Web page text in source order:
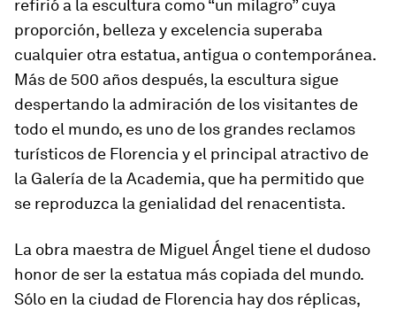
refirió a la escultura como “un milagro” cuya
proporción, belleza y excelencia superaba
cualquier otra estatua, antigua o contemporánea.
Más de 500 años después, la escultura sigue
despertando la admiración de los visitantes de
todo el mundo, es uno de los grandes reclamos
turísticos de Florencia y el principal atractivo de
la Galería de la Academia, que ha permitido que
se reproduzca la genialidad del renacentista.
La obra maestra de Miguel Ángel tiene el dudoso
honor de ser la estatua más copiada del mundo.
Sólo en la ciudad de Florencia hay dos réplicas,